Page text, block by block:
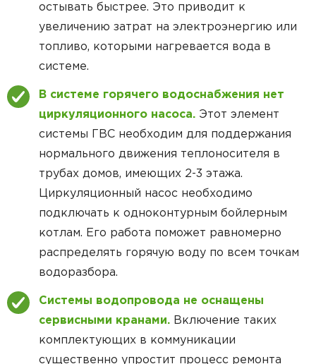
остывать быстрее. Это приводит к
увеличению затрат на электроэнергию или
топливо, которыми нагревается вода в
системе.
В системе горячего водоснабжения нет
циркуляционного насоса. Этот элемент
системы ГВС необходим для поддержания
нормального движения теплоносителя в
трубах домов, имеющих 2-3 этажа.
Циркуляционный насос необходимо
подключать к одноконтурным бойлерным
котлам. Его работа поможет равномерно
распределять горячую воду по всем точкам
водоразбора.
Системы водопровода не оснащены
сервисными кранами. Включение таких
комплектующих в коммуникации
существенно упростит процесс ремонта